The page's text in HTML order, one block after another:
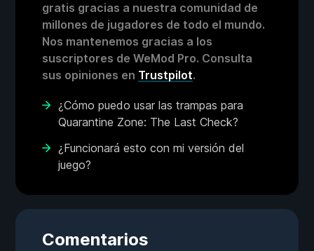
gratis gracias a nuestra comunidad de
millones de jugadores de todo el mundo.
Nos mantenemos gracias a los
suscriptores de WeMod Pro. Consulta
sus opiniones en Trustpilot.
¿Cómo puedo usar las trampas para
Quarantine Zone: The Last Check?
¿Funcionará esto con mi versión del
juego?
Comentarios